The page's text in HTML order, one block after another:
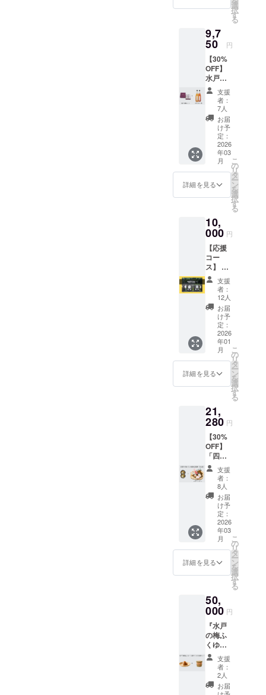
容量：
原材料
名：
梅、赤
しそ、
カツオ
節 ●保
存方
法：直
射日
光、高
温多湿
を避け
て常温
保存 ●
賞味期
限：製
造から
3ヶ月
国産 水
戸藩伝
承 そ
ぼろ納
豆 名
称：味
付け納
豆 容
量：
150g ●
原材料
名：大
豆、大
根 ●保
存方
法：冷
蔵保存
●賞味期
限：製
造から9
｛1,296
円(梅)＋
810円
(納豆)｝
×0.95 +
送料
1340円
(梱包料
含む・
クール
便+220
が付い
られて
いるの
で、非
常に食
べやす
く、ア
レンジ
料理も
作りや
すいで
す。そ
のまま
でも、
もちろ
んご飯
にで
も、麺
わせて
も非常
に合い
ます。
水戸市
ブラン
ド梅
『水戸
乃梅ふ
くゆ
い』を
使用
し、甜
菜糖と
天然酵
母で
ゆっく
りと醗
酵・熟
た梅シ
ロップ
です。
甜菜糖
由来の
やさし
い甘さ
と、天
然酵母
ならで
はの奥
行きあ
る風味
が特
徴。5倍
希釈タ
イプ
で、
水・お
酸水で
割る
と、梅
のクエ
ン酸に
よる疲
労回復
やミネ
ラルに
よる美
容効果
いま
さで、
パンや
ヨーグ
ルトの
ソース
として
も最適
です。
名称：
一日一
梅 梅
シロッ
プ 水
戸乃梅
ふくゆ
量：
200ml ●
材料名
うめ果
実(水戸
市産) ●
漬け原
材料：
甜菜糖
(国内製
造)、甜
菜糖液
糖(国内
製造)(甜
菜[北海
道産]) ●
保存方
射日
光、高
を避け
て常温
保存 ●
賞味期
限：製
造から2
年 名
称：一
日一
梅 梅
シロッ
プ 水
戸乃梅
ふくゆ
い 容
量：
200ml ●
原材料
名：原
うめ果
実(水戸
市産) ●
漬け原
材料：
甜菜糖
(国内製
造)、甜
菜糖液
糖(国内
製造)(甜
量：
110g ●
原材料
名：
梅、
〔食
塩〕 ●
保存方
法：直
射日
光、高
温多湿
を避け
て常温
保存 ●
賞味期
限：製
約6か月
水戸の
梅 紫錦
梅 容
量：
100g ●
原材料
名：
梅、赤
しその
葉、
〔食
塩〕 ●
保存方
法：直
射日
温多湿
を避け
賞味期
限：製
造から
約12か
月 名
称：根
本の梅
干 しそ
梅干 容
量：
110g ●
原材料
名：
梅、赤
しその
〔食
塩、醸
精、調
味料
（アミ
ノ酸
等）、
酸味
料、ソ
ルビッ
ト ●保
存方
した。
『水戸
くゆ
い』
『水戸
偕楽園
紫錦
梅』
『ねも
との梅
干し』
『ねも
とのし
そ漬梅
干し』
を、食
べ比べ
ていた
だける
べて水
戸の梅
を使用
してい
ます。
昔なが
らの製
法を大
切にし
なが
ら、味
の違い
や個性
を楽し
めるよ
う仕上
げまし
で、そ
の日の
気分に
合わせ
てお選
びいた
だけた
ら嬉し
いで
す。 あ
わせ
て、水
戸市の
ブラン
ド梅
乃梅 ふ
くゆ
梅シ
ロップ
をお届
けしま
す。 甜
菜糖と
天然酵
母で
じっく
り発
選
択
す
る
9,7
50 円
【30%
OFF】
水戸の
梅セッ
ト
と 一
日一
梅 梅
シロッ
プ プ
レーン
orし
そ
(780ml)
を提
供しま
戸の梅
セット
水戸の
梅干し
を4種類
詰合せ
まし
た。
『水戸
乃梅
ふくゆ
い』
『水戸
偕楽
園 紫
錦梅』
「ねも
『ねも
とのし
そ漬梅
干し』
木樽に
それぞ
れの味
を楽し
めるよ
うにし
まし
た。贈
り物に
も最適
です。
一日一
梅 梅
水戸市
のブラ
ンド梅
『水戸
乃梅ふ
くゆ
い』を
使用し
て、甜
菜糖と
支援
者：
7人
お届
け予
定：
2026
年03
月
詳細を見る
こ
の
リ
タ
ー
ン
を
選
択
す
る
10,
000 円
【応援
コー
ス】 返
礼品は
必要な
いの
で、た
だただ
応援し
たい！
と思っ
ていた
だけて
いる方
向け
コー
謝の気
持ちを
込め
て、お
礼の
メッ
セージ
をお送
りしま
す。 ※
このリ
ターン
は【応
援コー
（3,000
円）】
円）】
のリ
ターン
と同じ
内容に
なりま
す。
支援
者：
12人
お届
け予
定：
2026
年01
月
詳細を見る
こ
の
リ
タ
ー
ン
を
選
択
す
る
21,
280 円
【30%
OFF】
「四季
を味わ
う お漬
物定期
便（年4
回お届
け）」
1年間を
通し
て、
6,000〜
6,500円
相当 の
詰め合
四季
折々の
旬の素
材を
使った
お漬物
を、年4
（春・
夏・
支援
者：
8人
お届
け予
定：
2026
年03
月
詳細を見る
こ
の
リ
タ
ー
ン
を
選
択
す
る
50,
000 円
『水戸
の梅ふ
くゆい
1kg ＆
お一人
様木桶
セッ
ト』 水
支援
者：
2人
お届